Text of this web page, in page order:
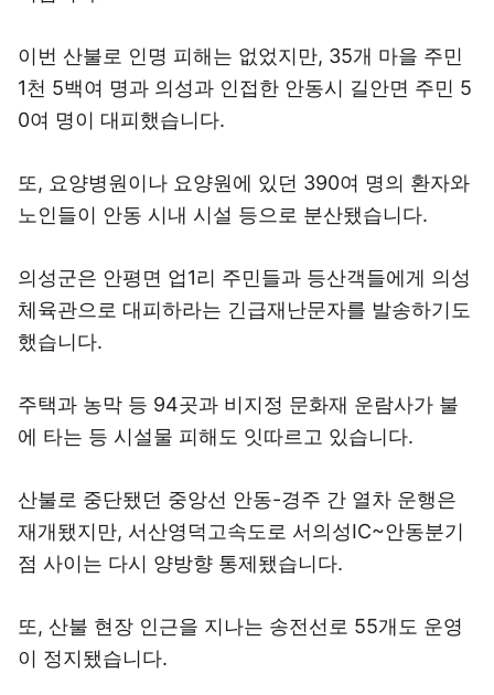
이번 산불로 인명 피해는 없었지만, 35개 마을 주민
1천 5백여 명과 의성과 인접한 안동시 길안면 주민 5
0여 명이 대피했습니다.
또, 요양병원이나 요양원에 있던 390여 명의 환자와
노인들이 안동 시내 시설 등으로 분산됐습니다.
의성군은 안평면 업1리 주민들과 등산객들에게 의성
체육관으로 대피하라는 긴급재난문자를 발송하기도
했습니다.
주택과 농막 등 94곳과 비지정 문화재 운람사가 불
에 타는 등 시설물 피해도 잇따르고 있습니다.
산불로 중단됐던 중앙선 안동-경주 간 열차 운행은
재개됐지만, 서산영덕고속도로 서의성IC~안동분기
점 사이는 다시 양방향 통제됐습니다.
또, 산불 현장 인근을 지나는 송전선로 55개도 운영
이 정지됐습니다.